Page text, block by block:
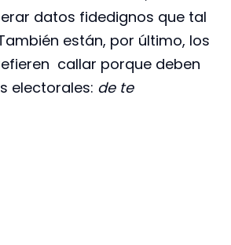
datos fidedignos que tal
están, por último, los
callar porque deben
electorales: de te